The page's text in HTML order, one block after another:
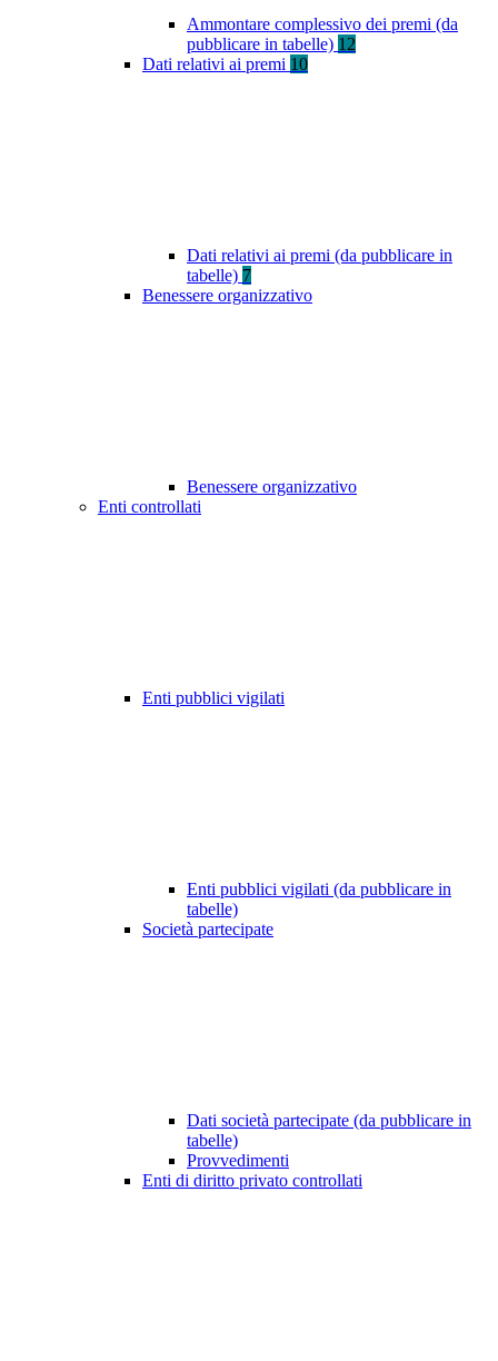
Ammontare complessivo dei premi (da
pubblicare in tabelle) 12
Dati relativi ai premi 10
Dati relativi ai premi (da pubblicare in
tabelle) 7
Benessere organizzativo
Benessere organizzativo
Enti controllati
Enti pubblici vigilati
Enti pubblici vigilati (da pubblicare in
tabelle)
Società partecipate
Dati società partecipate (da pubblicare in
tabelle)
Provvedimenti
Enti di diritto privato controllati